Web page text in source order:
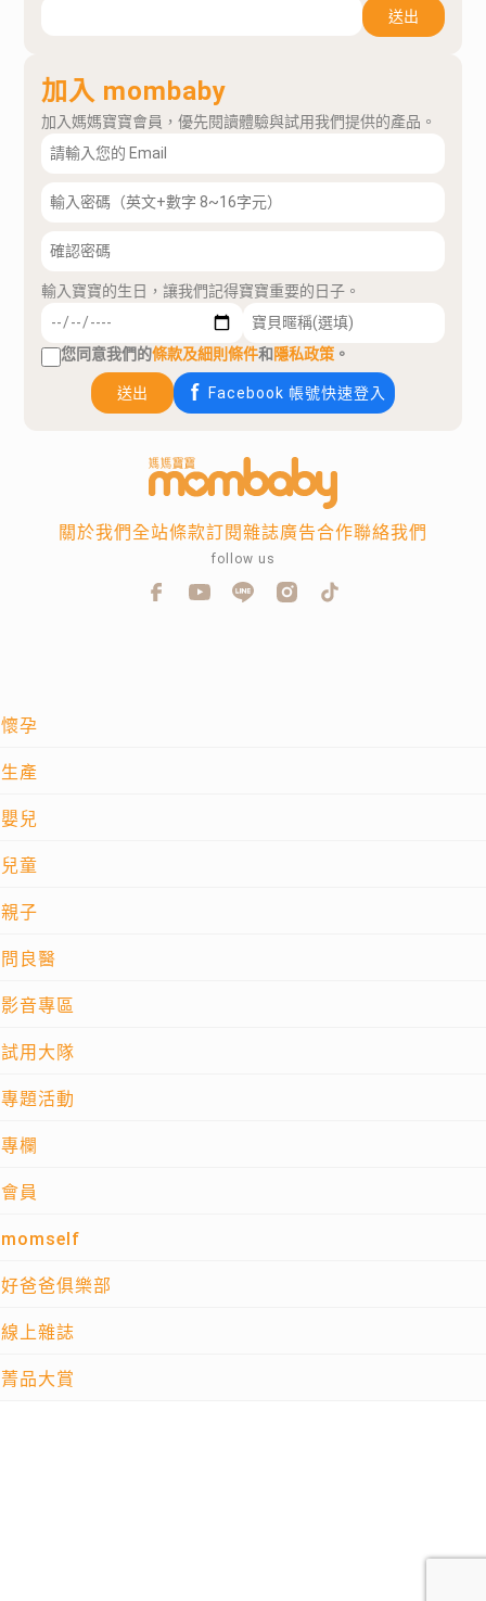
送出
加入 mombaby
加入媽媽寶寶會員，優先閱讀體驗與試用我們提供的產品。
輸入寶寶的生日，讓我們記得寶寶重要的日子。
您同意我們的條款及細則條件和隱私政策 。
送出 Facebook 帳號快速登入
懷孕
生產
嬰兒
兒童
親子
問良醫
影音專區
試用大隊
專題活動
專欄
會員
momself
好爸爸俱樂部
線上雜誌
菁品大賞
關於我們全站條款訂閱雜誌廣告合作聯絡我們
follow us